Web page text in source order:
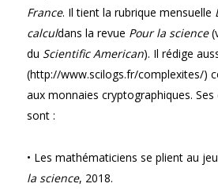
France. Il tient la rubrique mensuelle
calculdans la revue Pour la science
du Scientific American). Il rédige
(http://www.scilogs.fr/complexites/)
aux monnaies cryptographiques. Ses
sont :
• Les mathématiciens se plient au
la science, 2018.